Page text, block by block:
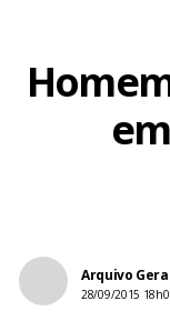
Arquivo
28/09/2015